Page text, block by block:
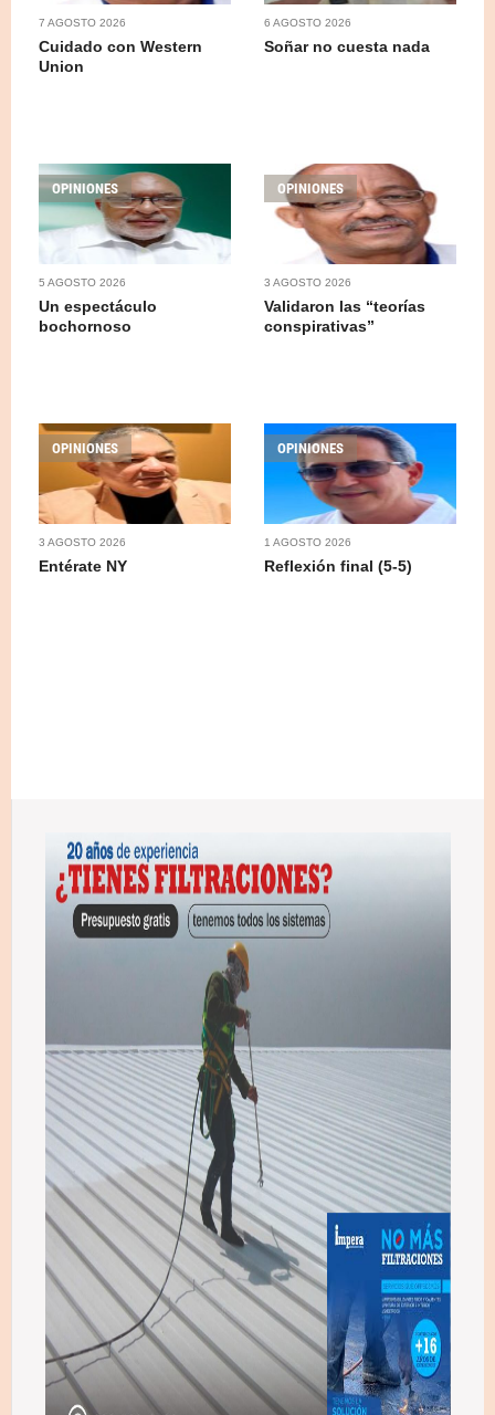
7 AGOSTO 2026
Cuidado con Western
Union
6 AGOSTO 2026
Soñar no cuesta nada
OPINIONES
5 AGOSTO 2026
Un espectáculo
bochornoso
OPINIONES
3 AGOSTO 2026
Validaron las “teorías
conspirativas”
OPINIONES
3 AGOSTO 2026
Entérate NY
OPINIONES
1 AGOSTO 2026
Reflexión final (5-5)